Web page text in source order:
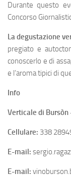
Durante questo
Concorso
La degustazione
pregiato e
conoscerlo e di
e l’aroma tipici di
Info
Verticale di Bursòn
Cellulare: 338
E-mail:
E-mail: